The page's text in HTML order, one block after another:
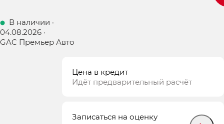
В наличии ·
04.08.2026 ·
GAC Премьер Авто
Цена в кредит
Идёт предварительный расчёт
Записаться на оценку